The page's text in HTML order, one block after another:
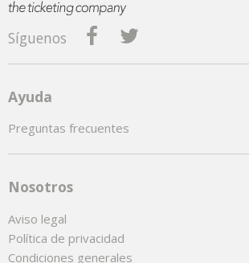
Síguenos
Ayuda
Preguntas frecuentes
Nosotros
Aviso legal
Política de privacidad
Condiciones generales